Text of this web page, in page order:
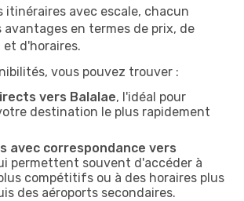
itinéraires avec escale, chacun
en termes de prix, de
d'horaires.
vous pouvez trouver :
vers Balalae, l'idéal pour
destination le plus rapidement
avec correspondance vers
permettent souvent d'accéder à
compétitifs ou à des horaires plus
des aéroports secondaires.